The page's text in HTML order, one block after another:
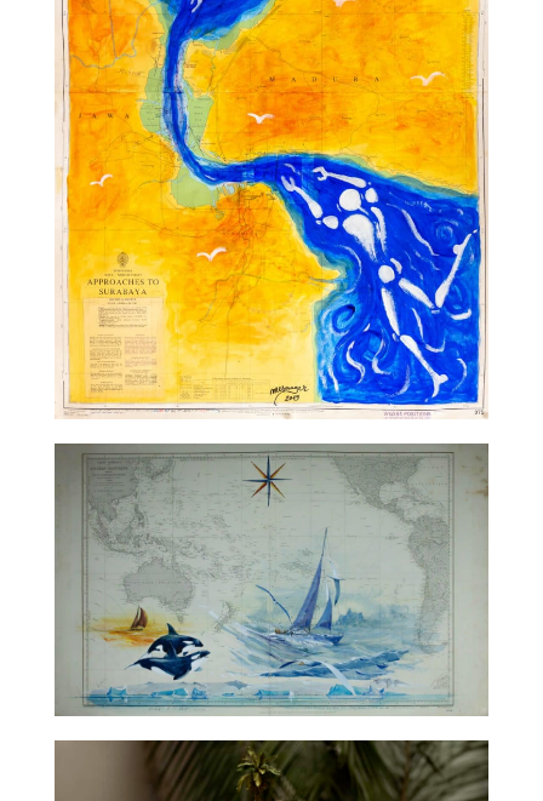
TALC01-33 – Jérôme Mesnager
TALC02-01 – Gildas Flahault